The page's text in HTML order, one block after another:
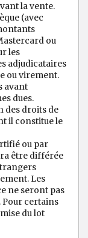
la vente.
(avec
ou
les
adjudicataires
ou virement.
avant
dues.
des droits de
il constitue le
ou par
être différée
Les
ne seront pas
Pour certains
du lot